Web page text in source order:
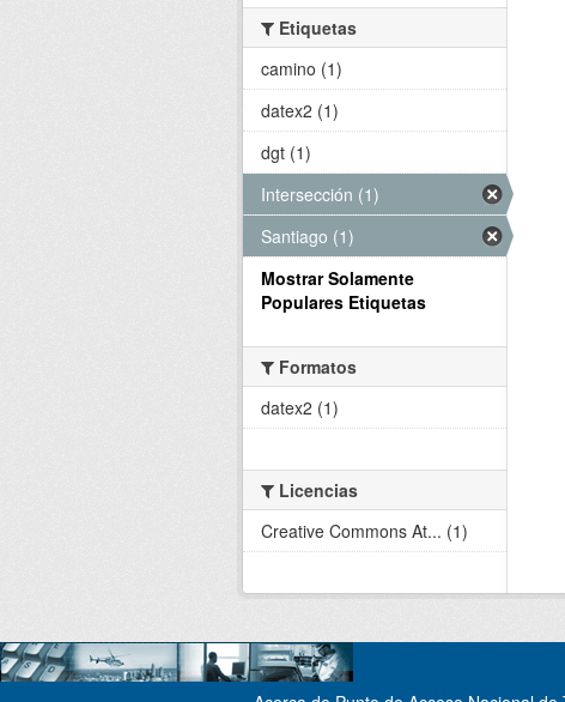
Etiquetas
camino (1)
datex2 (1)
dgt (1)
Intersección (1)
Santiago (1)
Mostrar Solamente
Populares Etiquetas
Formatos
datex2 (1)
Licencias
Creative Commons At... (1)